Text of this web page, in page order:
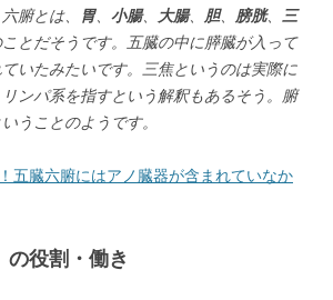
腑とは、 胃、 小腸、 大腸、 胆、 膀胱、 三
とだそうです。五臓の中に膵臓が入って
いたみたいです。三焦というのは実際に
リンパ系を指すという解釈もあるそう。腑
うことのようです。
臓六腑にはアノ臓器が含まれていなか
役割・働き